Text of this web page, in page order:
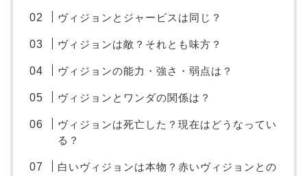
ヴィジョンとジャービスは同じ？
ヴィジョンは敵？それとも味方？
ヴィジョンの能力・強さ・弱点は？
ヴィジョンとワンダの関係は？
ヴィジョンは死亡した？現在はどうなってい
る？
白いヴィジョンは本物？赤いヴィジョンとの